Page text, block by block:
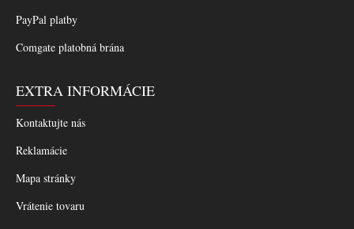
PayPal platby
Comgate platobná brána
EXTRA INFORMÁCIE
Kontaktujte nás
Reklamácie
Mapa stránky
Vrátenie tovaru